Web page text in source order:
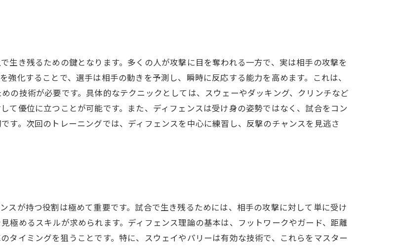
生き残るための鍵となります。多くの人が攻撃に目を奪われる一方で、実は相手の攻撃を
化することで、選手は相手の動きを予測し、瞬時に反応する能力を高めます。これは、
の技術が必要です。具体的なテクニックとしては、スウェーやダッキング、クリンチなど
て優位に立つことが可能です。また、ディフェンスは受け身の姿勢ではなく、試合をコン
す。次回のトレーニングでは、ディフェンスを中心に練習し、反撃のチャンスを見逃さ
スが持つ役割は極めて重要です。試合で生き残るためには、相手の攻撃に対して単に受け
極めるスキルが求められます。ディフェンス理論の基本は、フットワークやガード、距離
タイミングを狙うことです。特に、スウェイやパリーは有効な技術で、これらをマスター